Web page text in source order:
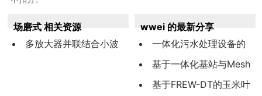
场磨式 相关资源
多放大器并联结合小波
wwei 的最新分享
一体化污水处理设备的
智能电气系统设计与物联
网监控平台开发
基于一体化基站与Mesh
融合的新型产品覆盖方案
基于FREW-DT的玉米叶